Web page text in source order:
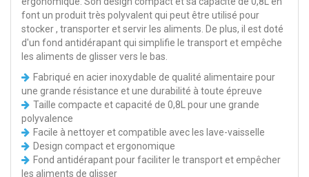
font un produit très polyvalent qui peut être utilisé pour
stocker , transporter et servir les aliments. De plus, il est doté
d'un fond antidérapant qui simplifie le transport et empêche
les aliments de glisser vers le bas.
Fabriqué en acier inoxydable de qualité alimentaire pour
une grande résistance et une durabilité à toute épreuve
Taille compacte et capacité de 0,8L pour une grande
polyvalence
Facile à nettoyer et compatible avec les lave-vaisselle
Design compact et ergonomique
Fond antidérapant pour faciliter le transport et empêcher
les aliments de glisser